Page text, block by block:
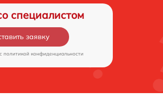
специалистом
заявку
политикой конфиденциальности